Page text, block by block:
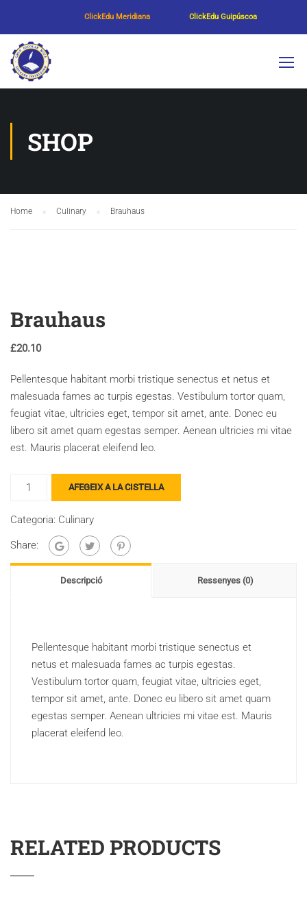
ClickEdu Meridiana ClickEdu Guipúscoa
SHOP
Home Culinary Brauhaus
Brauhaus
£20.10
Pellentesque habitant morbi tristique senectus et netus et
malesuada fames ac turpis egestas. Vestibulum tortor quam,
feugiat vitae, ultricies eget, tempor sit amet, ante. Donec eu
libero sit amet quam egestas semper. Aenean ultricies mi vitae
est. Mauris placerat eleifend leo.
quantitat
Brauhaus
AFEGEIX A LA CISTELLA
Categoria: Culinary
Share:
Descripció Ressenyes (0)
Pellentesque habitant morbi tristique senectus et
netus et malesuada fames ac turpis egestas.
Vestibulum tortor quam, feugiat vitae, ultricies eget,
tempor sit amet, ante. Donec eu libero sit amet quam
egestas semper. Aenean ultricies mi vitae est. Mauris
placerat eleifend leo.
RELATED PRODUCTS